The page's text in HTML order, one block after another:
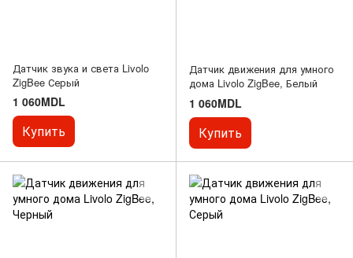
Датчик звука и света Livolo
ZigBee Серый
1 060MDL
Купить
Датчик движения для умного
дома Livolo ZigBee, Белый
1 060MDL
Купить